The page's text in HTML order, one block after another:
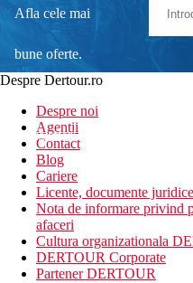
Afla cele mai
bune oferte.
newsletter!
Despre Dertour.ro
Despre noi
Agentii
Contact
Blog
Cariere
Licente, documente
Nota de informare privind
afaceri
Cultura organizationala
DERTOUR Corporate
Partener DERTOUR